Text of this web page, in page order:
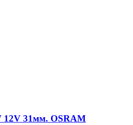
12V 31мм. OSRAM